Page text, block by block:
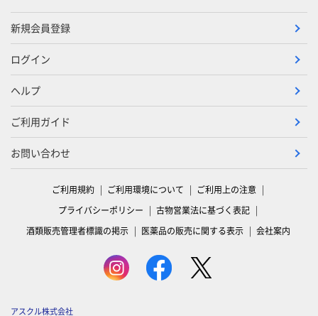
新規会員登録
ログイン
ヘルプ
ご利用ガイド
お問い合わせ
ご利用規約 ご利用環境について
ご利用上の注意
プライバシーポリシー
古物営業法に基づく表記
酒類販売管理者標識の掲示
医薬品の販売に関する表示 会社案内
アスクル株式会社